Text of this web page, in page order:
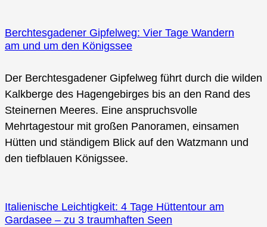
Berchtesgadener Gipfelweg: Vier Tage Wandern
am und um den Königssee
Der Berchtesgadener Gipfelweg führt durch die wilden
Kalkberge des Hagengebirges bis an den Rand des
Steinernen Meeres. Eine anspruchsvolle
Mehrtagestour mit großen Panoramen, einsamen
Hütten und ständigem Blick auf den Watzmann und
den tiefblauen Königssee.
Italienische Leichtigkeit: 4 Tage Hüttentour am
Gardasee – zu 3 traumhaften Seen